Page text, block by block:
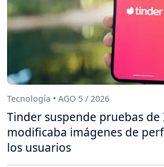
Tecnología • AGO 5 / 2026
Tinder suspende pruebas de
modificaba imágenes de
los usuarios